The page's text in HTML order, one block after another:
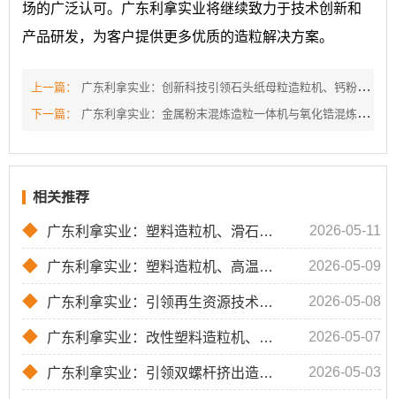
场的广泛认可。广东利拿实业将继续致力于技术创新和
产品研发，为客户提供更多优质的造粒解决方案。
上一篇：
广东利拿实业：创新科技引领石头纸母粒造粒机、钙粉填充母料造粒机、PLA降解造粒机新时代
下一篇：
广东利拿实业：金属粉末混炼造粒一体机与氧化锆混炼造粒一体机的领先解决方案
相关推荐
◆ 广东利拿实业：塑料造粒机、滑石粉母粒造粒机、高温物料造粒机的领先解决方案 2026-05-11
◆ 广东利拿实业：塑料造粒机、高温物料造粒机、钙粉填充母料造粒机的创新与应用 2026-05-09
◆ 广东利拿实业：引领再生资源技术革新 2026-05-08
◆ 广东利拿实业：改性塑料造粒机、弹性体造粒生产线及橡胶助剂母粒造粒机的创新与应用 2026-05-07
◆ 广东利拿实业：引领双螺杆挤出造粒机、塑料造粒机、低烟无卤造粒机的革新 2026-05-03